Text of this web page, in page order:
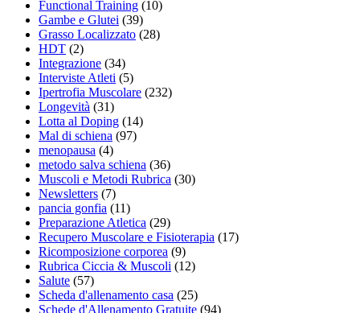
Functional Training (10)
Gambe e Glutei (39)
Grasso Localizzato (28)
HDT (2)
Integrazione (34)
Interviste Atleti (5)
Ipertrofia Muscolare (232)
Longevità (31)
Lotta al Doping (14)
Mal di schiena (97)
menopausa (4)
metodo salva schiena (36)
Muscoli e Metodi Rubrica (30)
Newsletters (7)
pancia gonfia (11)
Preparazione Atletica (29)
Recupero Muscolare e Fisioterapia (17)
Ricomposizione corporea (9)
Rubrica Ciccia & Muscoli (12)
Salute (57)
Scheda d'allenamento casa (25)
Schede d'Allenamento Gratuite (94)